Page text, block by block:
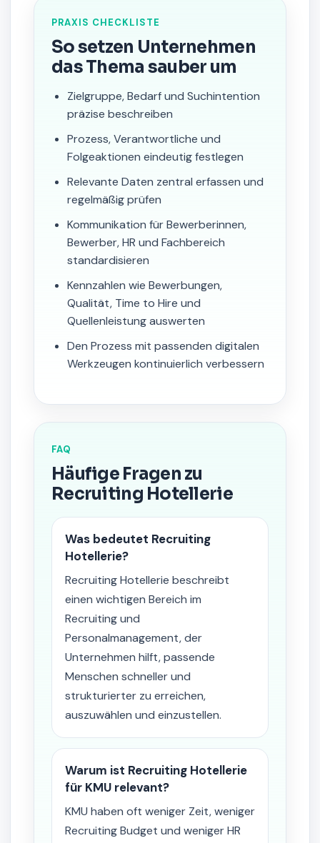
PRAXIS CHECKLISTE
So setzen Unternehmen
das Thema sauber um
Zielgruppe, Bedarf und Suchintention
präzise beschreiben
Prozess, Verantwortliche und
Folgeaktionen eindeutig festlegen
Relevante Daten zentral erfassen und
regelmäßig prüfen
Kommunikation für Bewerberinnen,
Bewerber, HR und Fachbereich
standardisieren
Kennzahlen wie Bewerbungen,
Qualität, Time to Hire und
Quellenleistung auswerten
Den Prozess mit passenden digitalen
Werkzeugen kontinuierlich verbessern
FAQ
Häufige Fragen zu
Recruiting Hotellerie
Was bedeutet Recruiting
Hotellerie?
Recruiting Hotellerie beschreibt
einen wichtigen Bereich im
Recruiting und
Personalmanagement, der
Unternehmen hilft, passende
Menschen schneller und
strukturierter zu erreichen,
auszuwählen und einzustellen.
Warum ist Recruiting Hotellerie
für KMU relevant?
KMU haben oft weniger Zeit, weniger
Recruiting Budget und weniger HR